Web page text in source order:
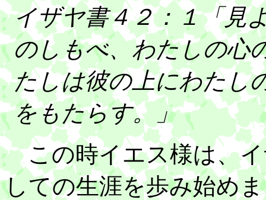
イザヤ書４２：１「見
のしもべ、わたしの心
たしは彼の上にわたし
をもたらす。」
この時イエス様は、イ
しての生涯を歩み始め